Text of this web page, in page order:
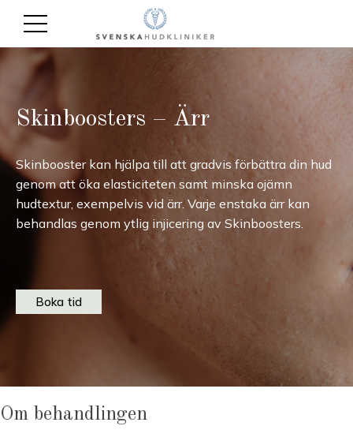
Skinboosters – Ärr
Skinbooster kan hjälpa till att gradvis förbättra din hud
genom att öka elasticiteten samt minska ojämn
hudtextur, exempelvis vid ärr. Varje enstaka ärr kan
behandlas genom ytlig injicering av Skinboosters.
Boka tid
Om behandlingen